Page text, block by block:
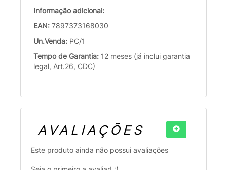
Informação adicional:
EAN: 7897373168030
Un.Venda: PC/1
Tempo de Garantia: 12 meses (já inclui garantia
legal, Art.26, CDC)
AVALIAÇÕES
Este produto ainda não possui avaliações